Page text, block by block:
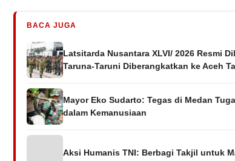
BACA JUGA
Latsitarda Nusantara XLVI/ 2026 Resmi
Taruna-Taruni Diberangkatkan ke Aceh
Mayor Eko Sudarto: Tegas di Medan
dalam Kemanusiaan
Aksi Humanis TNI: Berbagi Takjil untuk